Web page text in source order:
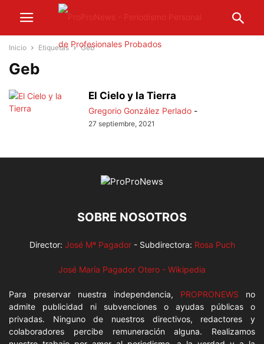
Inicio Etiquetas Geb
Geb
El Cielo y la Tierra
Gregorio González Perlado -
27 septiembre, 2021
SOBRE NOSOTROS
Director: José Mª Pagador- Subdirectora: Rosa Puch
José María Pagador Otero - Wikipedia
Para preservar nuestra independencia, PROPRONEWS no
admite publicidad ni subvenciones o ayudas públicas o
privadas. Ninguno de nuestros directivos, redactores y
colaboradores percibe remuneración alguna. Realizamos